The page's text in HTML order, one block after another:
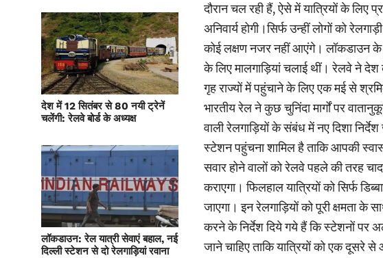
देश में 12 सितंबर से 80 नयी ट्रेनें
चलेंगी: रेलवे बोर्ड के अध्यक्ष
लॉकडाउन: रेल यात्री सेवाएं बहाल, नई
दिल्ली स्टेशन से दो रेलगाड़ियां रवाना
दौरान चल रही हैं, ऐसे में यात्रियों के लिए
अनिवार्य होगी।सिर्फ उन्हीं लोगों को
कोई लक्षण नजर नहीं आएंगे। लॉकडाउन
के लिए मालगाड़ियां चलाई थीं। रेलवे ने
गृह राज्यों में पहुंचाने के लिए एक मई से
भारतीय रेल ने कुछ चुनिंदा मार्गों पर
वाली रेलगाड़ियों के संबंध में नए दिशा
स्टेशन पहुंचना शामिल है ताकि आपकी
सवार होने वालों को रेलवे पहले की तरह
कराएगा। फिलहाल यात्रियों को सिर्फ
जाएगा। इन रेलगाड़ियों को पूरी क्षमता
करने के निर्देश दिये गये हैं कि स्टेशनों पर
जाने चाहिए ताकि यात्रियों को एक